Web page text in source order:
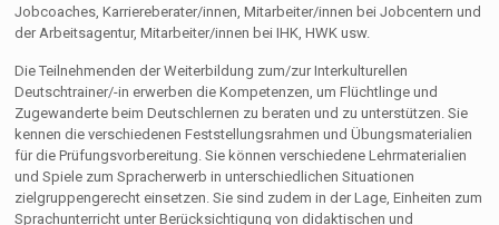
Jobcoaches, Karriereberater/innen, Mitarbeiter/innen bei Jobcentern und
der Arbeitsagentur, Mitarbeiter/innen bei IHK, HWK usw.
Die Teilnehmenden der Weiterbildung zum/zur Interkulturellen
Deutschtrainer/-in erwerben die Kompetenzen, um Flüchtlinge und
Zugewanderte beim Deutschlernen zu beraten und zu unterstützen. Sie
kennen die verschiedenen Feststellungsrahmen und Übungsmaterialien
für die Prüfungsvorbereitung. Sie können verschiedene Lehrmaterialien
und Spiele zum Spracherwerb in unterschiedlichen Situationen
zielgruppengerecht einsetzen. Sie sind zudem in der Lage, Einheiten zum
Sprachunterricht unter Berücksichtigung von didaktischen und